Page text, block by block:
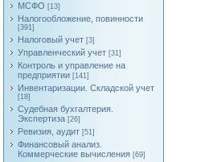
МСФО [13]
Налогообложение, повинности
[391]
Налоговый учет [3]
Управленческий учет [31]
Контроль и управление на
предприятии [141]
Инвентаризации. Складской учет
[18]
Судебная бухгалтерия.
Экспертиза [26]
Ревизия, аудит [51]
Финансовый анализ.
Коммерческие вычисления [69]